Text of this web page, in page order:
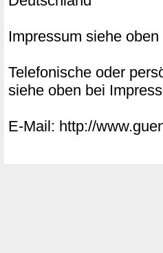
Impressum siehe oben
Telefonische oder
siehe oben bei
E-Mail: http://